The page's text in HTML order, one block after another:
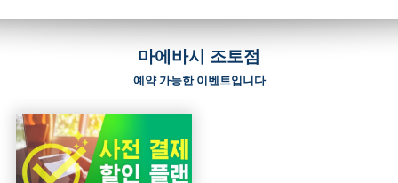
마에바시 조토점
예약 가능한 이벤트입니다